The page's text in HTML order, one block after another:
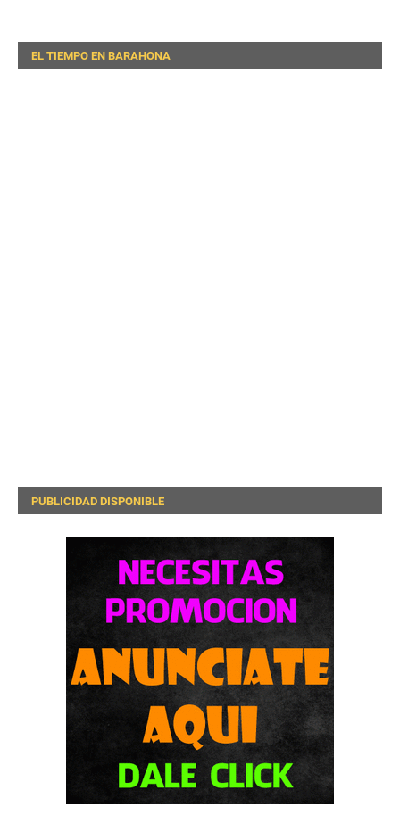
EL TIEMPO EN BARAHONA
PUBLICIDAD DISPONIBLE